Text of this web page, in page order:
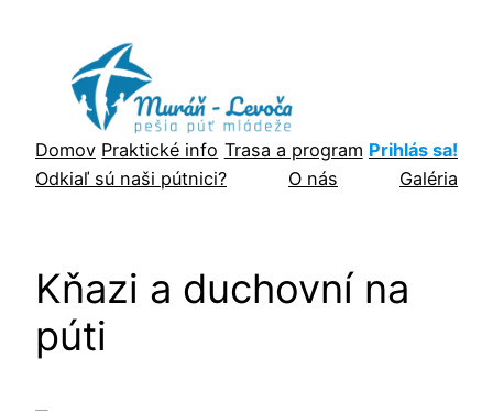
Domov Praktické info Trasa a program Prihlás sa!
Odkiaľ sú naši pútnici?
O nás Galéria
Kňazi a duchovní na
púti